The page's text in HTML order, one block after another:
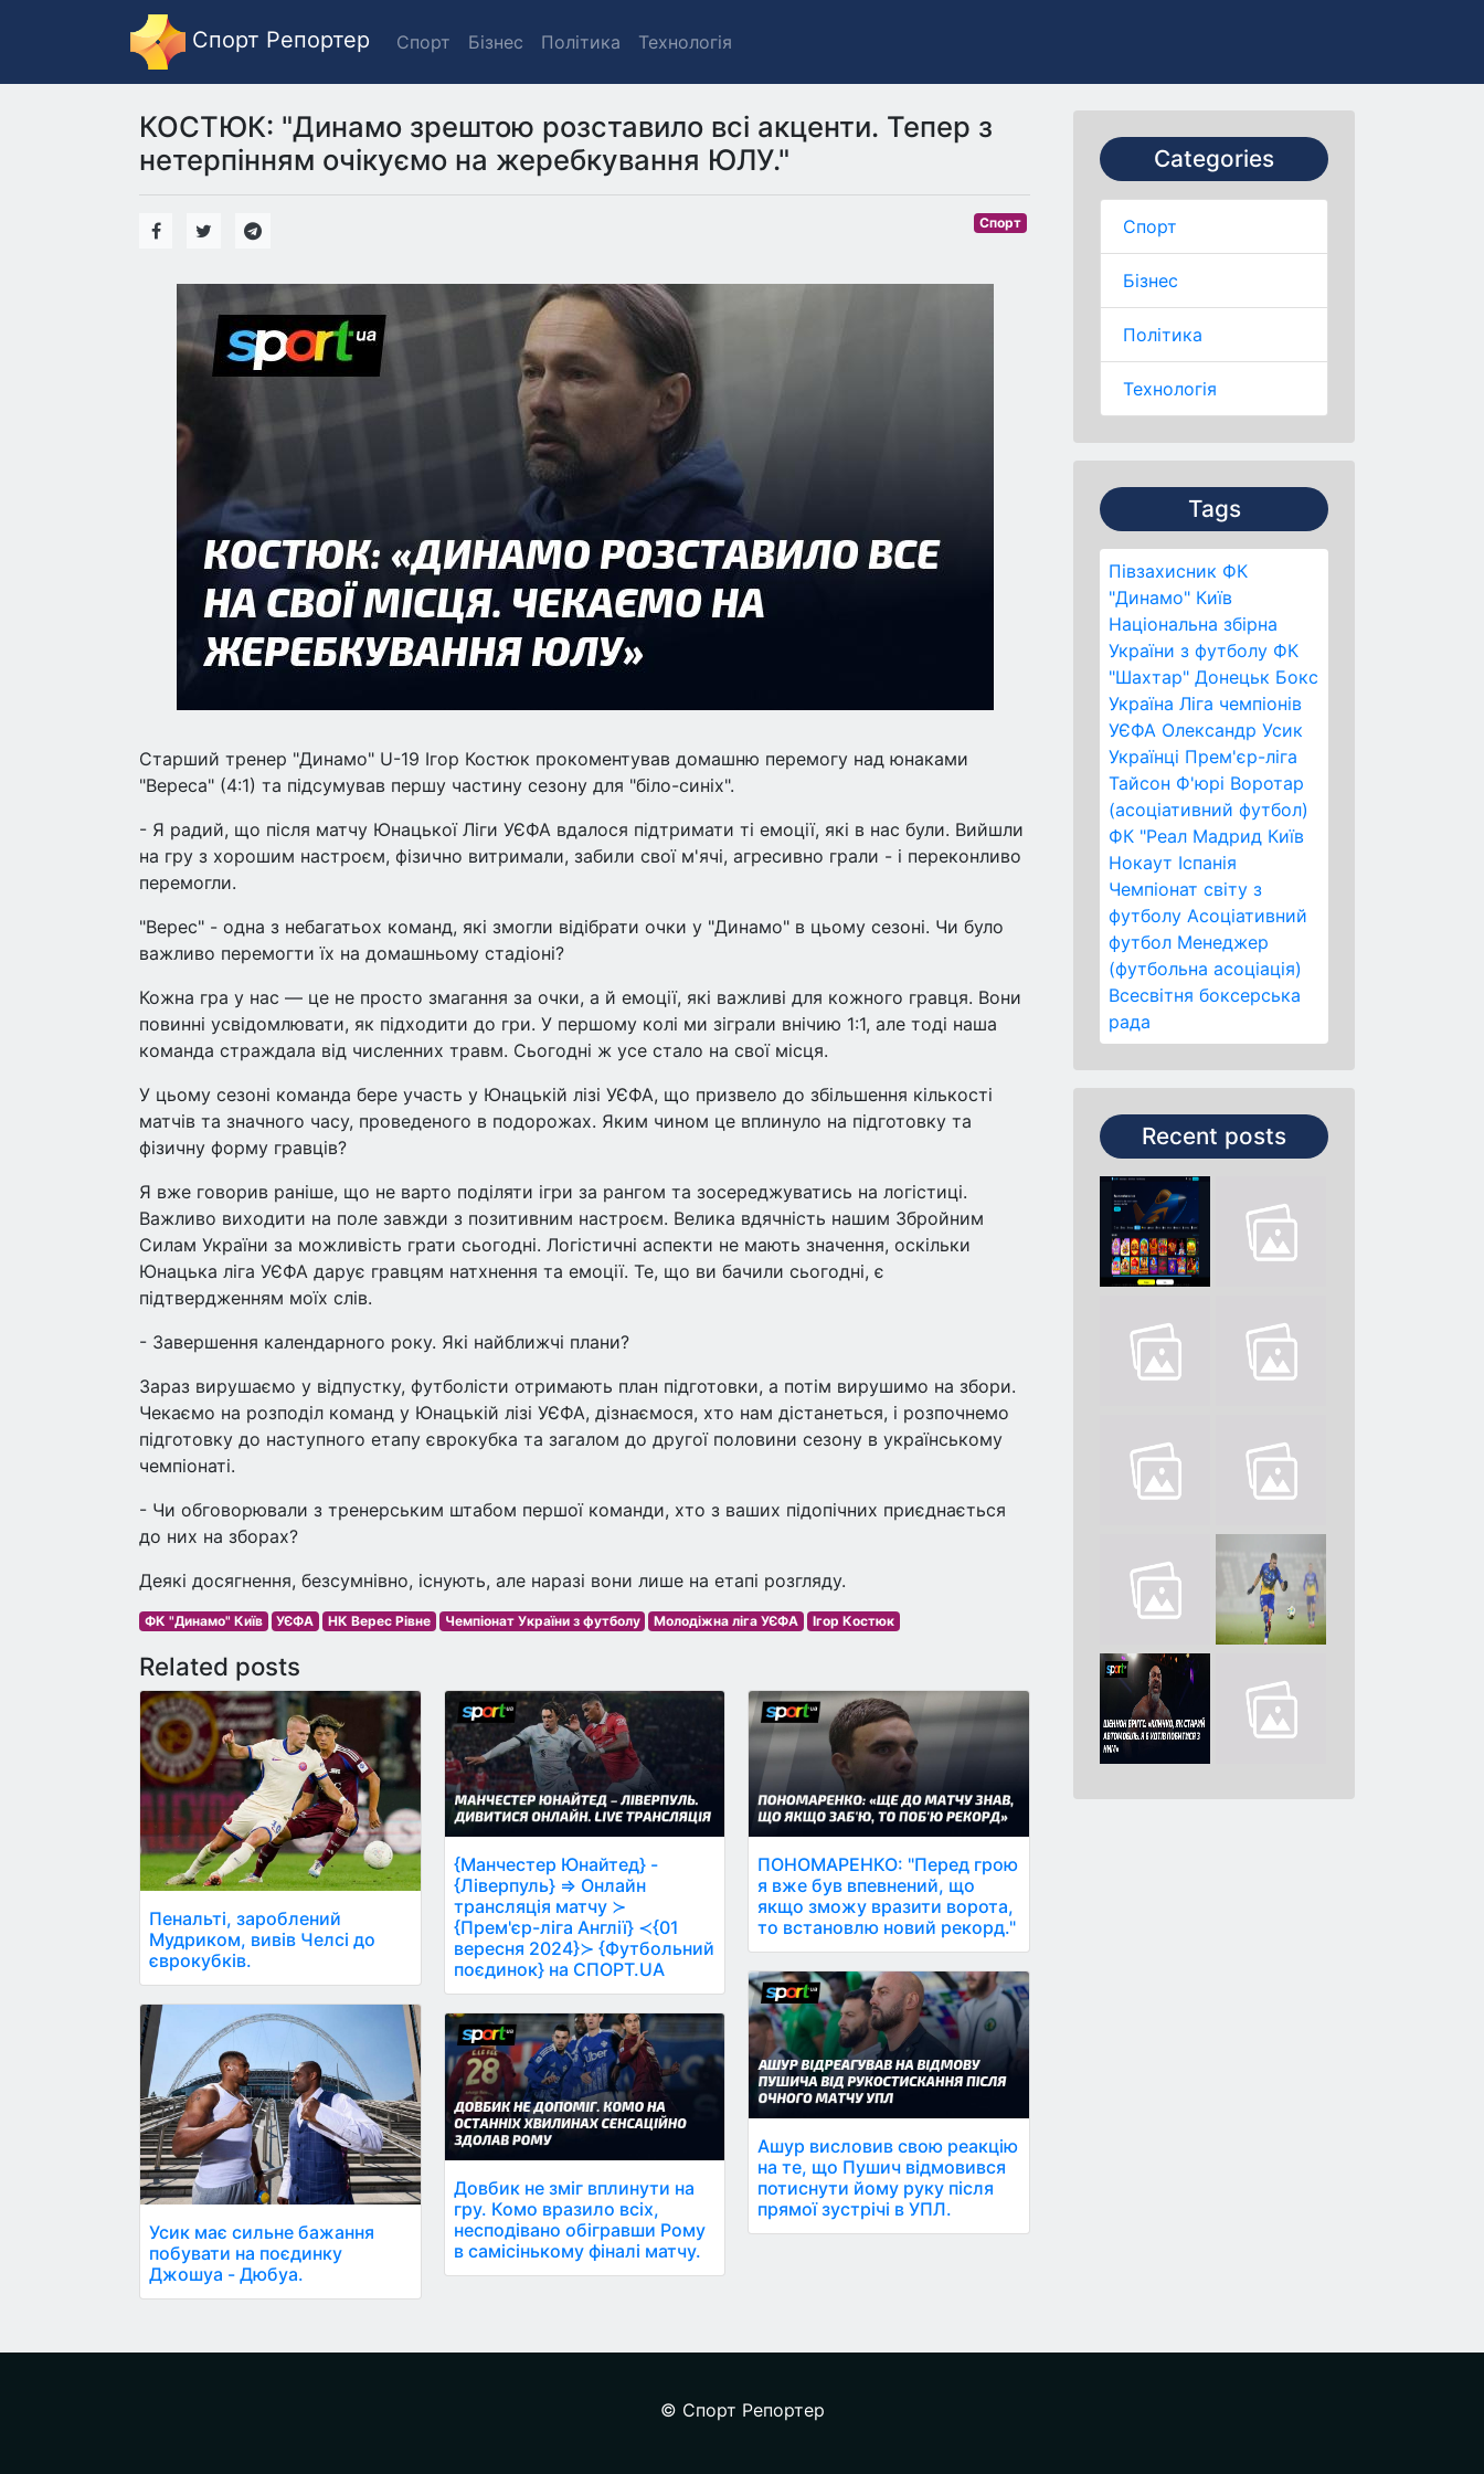
Спорт Репортер Спорт Бізнес Політика Технологія
Categories
Спорт
Бізнес
Політика
Технологія
Tags
Півзахисник ФК
"Динамо" Київ
Національна збірна
України з футболу ФК
"Шахтар" Донецьк Бокс
Україна Ліга чемпіонів
УЄФА Олександр Усик
Українці Прем'єр-ліга
Тайсон Ф'юрі Воротар
(асоціативний футбол)
ФК "Реал Мадрид Київ
Нокаут Іспанія
Чемпіонат світу з
футболу Асоціативний
футбол Менеджер
(футбольна асоціація)
Всесвітня боксерська
рада
Recent posts
КОСТЮК: "Динамо зрештою розставило всі акценти. Тепер з
нетерпінням очікуємо на жеребкування ЮЛУ."
Спорт
Старший тренер "Динамо" U-19 Ігор Костюк прокоментував домашню перемогу над юнаками
"Вереса" (4:1) та підсумував першу частину сезону для "біло-синіх".
- Я радий, що після матчу Юнацької Ліги УЄФА вдалося підтримати ті емоції, які в нас були. Вийшли
на гру з хорошим настроєм, фізично витримали, забили свої м'ячі, агресивно грали - і переконливо
перемогли.
"Верес" - одна з небагатьох команд, які змогли відібрати очки у "Динамо" в цьому сезоні. Чи було
важливо перемогти їх на домашньому стадіоні?
Кожна гра у нас — це не просто змагання за очки, а й емоції, які важливі для кожного гравця. Вони
повинні усвідомлювати, як підходити до гри. У першому колі ми зіграли внічию 1:1, але тоді наша
команда страждала від численних травм. Сьогодні ж усе стало на свої місця.
У цьому сезоні команда бере участь у Юнацькій лізі УЄФА, що призвело до збільшення кількості
матчів та значного часу, проведеного в подорожах. Яким чином це вплинуло на підготовку та
фізичну форму гравців?
Я вже говорив раніше, що не варто поділяти ігри за рангом та зосереджуватись на логістиці.
Важливо виходити на поле завжди з позитивним настроєм. Велика вдячність нашим Збройним
Силам України за можливість грати сьогодні. Логістичні аспекти не мають значення, оскільки
Юнацька ліга УЄФА дарує гравцям натхнення та емоції. Те, що ви бачили сьогодні, є
підтвердженням моїх слів.
- Завершення календарного року. Які найближчі плани?
Зараз вирушаємо у відпустку, футболісти отримають план підготовки, а потім вирушимо на збори.
Чекаємо на розподіл команд у Юнацькій лізі УЄФА, дізнаємося, хто нам дістанеться, і розпочнемо
підготовку до наступного етапу єврокубка та загалом до другої половини сезону в українському
чемпіонаті.
- Чи обговорювали з тренерським штабом першої команди, хто з ваших підопічних приєднається
до них на зборах?
Деякі досягнення, безсумнівно, існують, але наразі вони лише на етапі розгляду.
ФК "Динамо" Київ УЄФА НК Верес Рівне Чемпіонат України з футболу Молодіжна ліга УЄФА Ігор Костюк
Related posts
Пенальті, зароблений
Мудриком, вивів Челсі до
єврокубків.
Усик має сильне бажання
побувати на поєдинку
Джошуа - Дюбуа.
{Манчестер Юнайтед} -
{Ліверпуль} ⇒ Онлайн
трансляція матчу ≻
{Прем'єр-ліга Англії} ≺{01
вересня 2024}≻ {Футбольний
поєдинок} на СПОРТ.UA
Довбик не зміг вплинути на
гру. Комо вразило всіх,
несподівано обігравши Рому
в самісінькому фіналі матчу.
ПОНОМАРЕНКО: "Перед грою
я вже був впевнений, що
якщо зможу вразити ворота,
то встановлю новий рекорд."
Ашур висловив свою реакцію
на те, що Пушич відмовився
потиснути йому руку після
прямої зустрічі в УПЛ.
© Спорт Репортер